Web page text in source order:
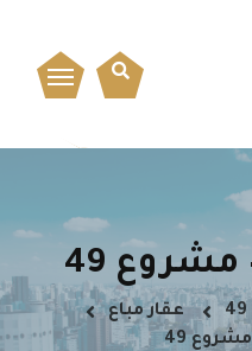
عقار مباع